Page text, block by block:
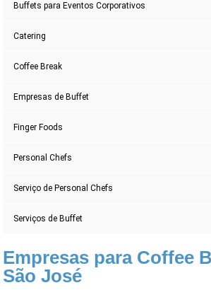
Buffets para Eventos Corporativos
Catering
Coffee Break
Empresas de Buffet
Finger Foods
Personal Chefs
Serviço de Personal Chefs
Serviços de Buffet
Empresas para Coffee
São José